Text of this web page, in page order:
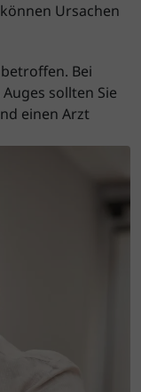
Ursachen
Bei
sollten Sie
einen Arzt